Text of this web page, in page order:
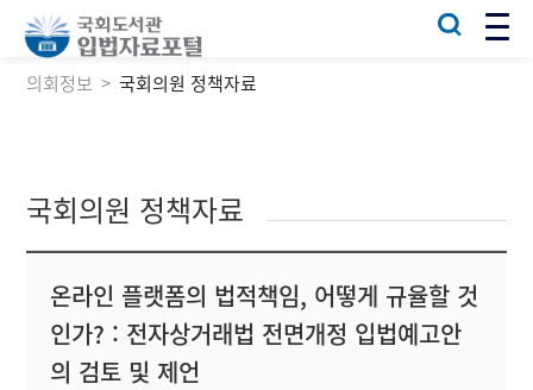
의회정보 국회의원 정책자료
국회의원 정책자료
온라인 플랫폼의 법적책임, 어떻게 규율할 것
인가? : 전자상거래법 전면개정 입법예고안
의 검토 및 제언